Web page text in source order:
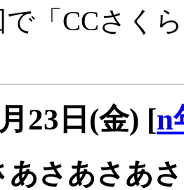
「CCさく
23日(金) [n
あさあさあ